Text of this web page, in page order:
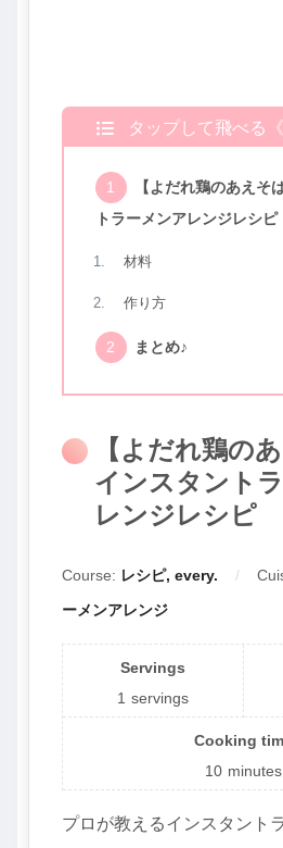
タップして飛べる《
【よだれ鶏のあえそ
トラーメンアレンジレシピ
材料
作り方
まとめ♪
【よだれ鶏の
インスタント
レンジレシピ
Course: レシピ, every.
ーメンアレンジ
Servings
1 servings
Cooking
10 minutes
プロが教えるインスタント